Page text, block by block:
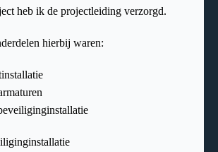
heb ik de projectleiding verzorgd.
hierbij waren: